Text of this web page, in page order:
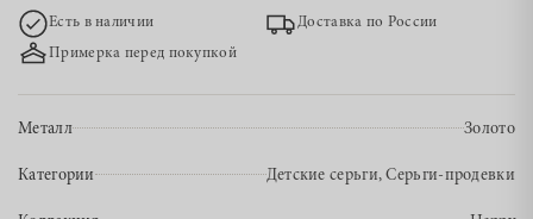
Есть в наличии
Доставка по России
Примерка перед покупкой
Металл Золото
Категории Детские серьги, Серьги-продевки